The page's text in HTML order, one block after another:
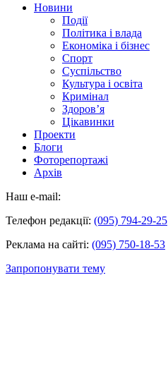
Новини
Події
Політика і влада
Економіка і бізнес
Спорт
Суспільство
Культура і освіта
Кримінал
Здоров’я
Цікавинки
Проекти
Блоги
Фоторепортажі
Архів
Наш e-mail:
Телефон редакції: (095) 794-29-25
Реклама на сайті: (095) 750-18-53
Запропонувати тему